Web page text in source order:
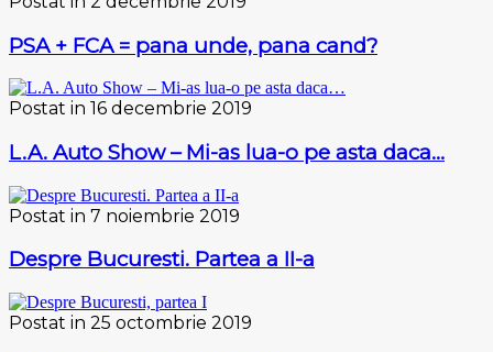
PSA + FCA = pana unde, pana cand?
Postat in 16 decembrie 2019
L.A. Auto Show – Mi-as lua-o pe asta daca…
Postat in 7 noiembrie 2019
Despre Bucuresti. Partea a II-a
Postat in 25 octombrie 2019